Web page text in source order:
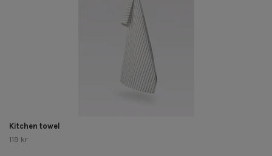
Kitchen towel
119 kr